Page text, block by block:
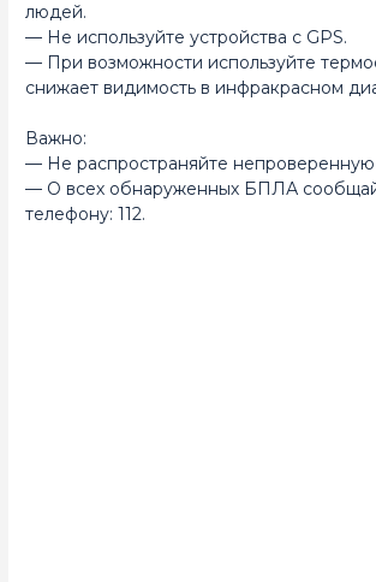
людей.
— Не используйте устройства с GPS.
— При возможности используйте
снижает видимость в инфракрасном
Важно:
— Не распространяйте
— О всех обнаруженных БПЛА
телефону: 112.